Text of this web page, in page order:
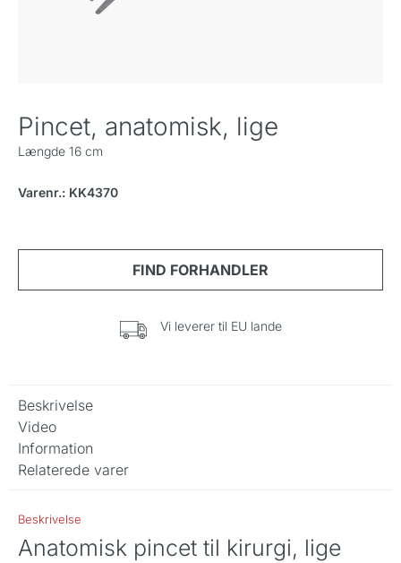
Pincet, anatomisk, lige
Længde 16 cm
Varenr.: KK4370
Vi leverer til EU lande
Beskrivelse
Video
Information
Relaterede varer
Beskrivelse
Anatomisk pincet til kirurgi, lige